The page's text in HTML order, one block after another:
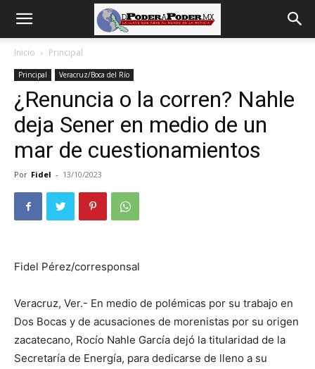
poder
Poder
Inicio Principal
Principal Veracruz/Boca del Río
¿Renuncia o la corren? Nahle
deja Sener en medio de un
mar de cuestionamientos
Por Fidel - 13/10/2023
Fidel Pérez/corresponsal
Veracruz, Ver.- En medio de polémicas por su trabajo en
Dos Bocas y de acusaciones de morenistas por su origen
zacatecano, Rocío Nahle García dejó la titularidad de la
Secretaría de Energía, para dedicarse de lleno a su